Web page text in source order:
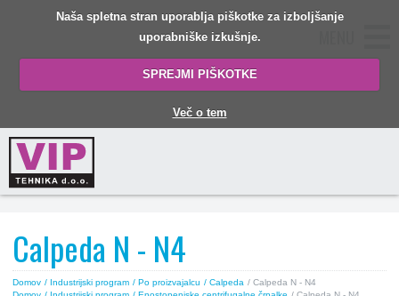
Naša spletna stran uporablja piškotke za izboljšanje
uporabniške izkušnje.
SPREJMI PIŠKOTKE
Več o tem
Calpeda N - N4
Domov / Industrijski program / Po proizvajalcu / Calpeda / Calpeda N - N4